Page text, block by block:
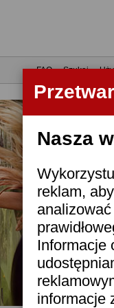
Nasza
reklam,
Informacje
informacje
•FAQ•Szukaj•